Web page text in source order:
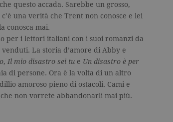
questo accada. Sarebbe un grosso,
una verità che Trent non conosce e lei
conosca mai.
per i lettori italiani con i suoi romanzi da
La storia d’amore di Abby e
, Il mio disastro sei tu e Un disastro è per
di persone. Ora è la volta di un altro
amoroso pieno di ostacoli. Cami e
non vorrete abbandonarli mai più.